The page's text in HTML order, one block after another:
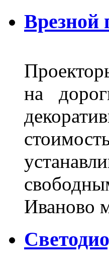
Врезной
на
Иваново